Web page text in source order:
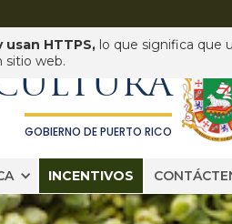
HTTPS, lo que significa que
sitio web. DEPARTAMENTO DE
GOBIERNO DE PUERTO RICO
INCENTIVOS